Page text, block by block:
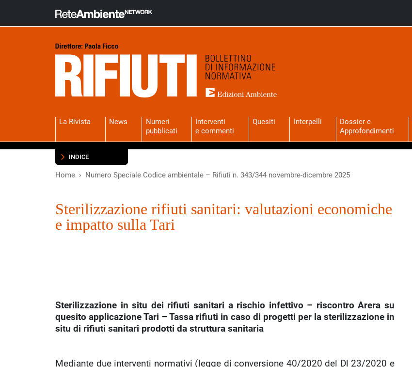
La Rivista News
Numeri
pubblicati
Interventi
e commenti
Quesiti Interpelli
Dossier e
Approfondimenti
INDICE
Home Numero Speciale Codice ambientale – Rifiuti n. 343/344 novembre-dicembre 2025
Sterilizzazione rifiuti sanitari: valutazioni economiche
e impatto sulla Tari
Sterilizzazione in situ dei rifiuti sanitari a rischio infettivo – riscontro Arera su
quesito applicazione Tari – Tassa rifiuti in caso di progetti per la sterilizzazione in
situ di rifiuti sanitari prodotti da struttura sanitaria
Mediante due interventi normativi (legge di conversione 40/2020 del Dl 23/2020 e